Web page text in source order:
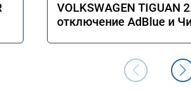
VOLKSWAGEN TIGUAN
отключение AdBlue и